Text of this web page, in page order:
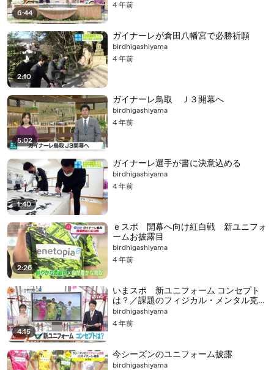
6:44
4 年前
2:10
ガイナーレが倉田八幡宮で必勝祈願
birdhigashiyama
4 年前
5:02
ガイナーレ鳥取 Ｊ３開幕へ
birdhigashiyama
4 年前
1:40
ガイナーレ選手が書に決意込める
birdhigashiyama
4 年前
2:26
ｅスポ 開幕へ向け紅白戦 新ユニフォ
ームお披露目
birdhigashiyama
4 年前
4:15
いまスポ 新ユニフォーム コンセプト
は？／課題のフィジカル・メンタル克服
へ
birdhigashiyama
4 年前
今シーズンのユニフォーム披露
birdhigashiyama